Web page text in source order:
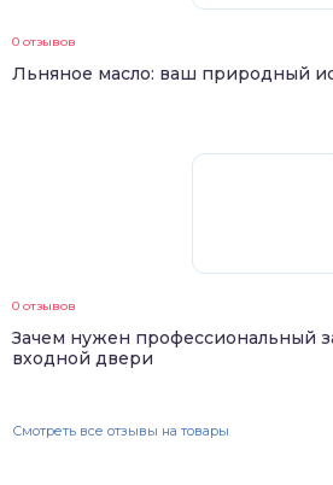
0 отзывов
Льняное масло: ваш природный
0 отзывов
Зачем нужен профессиональный
входной двери
Смотреть все отзывы на товары